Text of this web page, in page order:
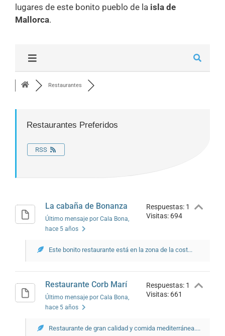
lugares de este bonito pueblo de la isla de
Mallorca.
Restaurantes
Restaurantes Preferidos
RSS
La cabaña de Bonanza
Último mensaje por Cala Bona
hace 5 años
Respuestas: 1
Visitas: 694
Este bonito restaurante está en la zona de la cost...
Restaurante Corb Marí
Último mensaje por Cala Bona
hace 5 años
Respuestas: 1
Visitas: 661
Restaurante de gran calidad y comida mediterránea....